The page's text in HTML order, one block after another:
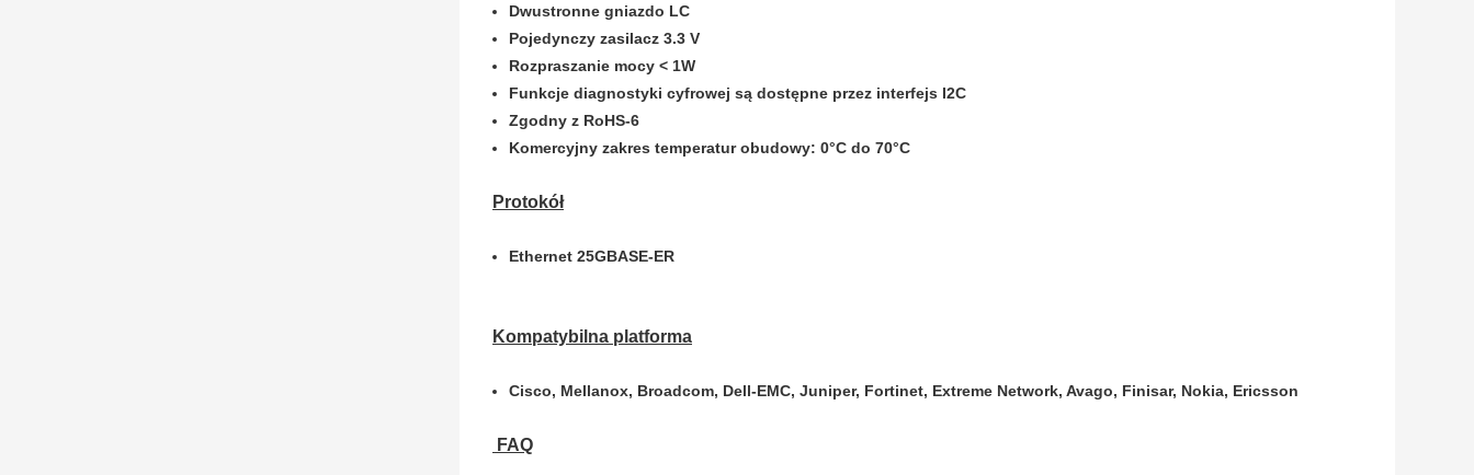
Dwustronne gniazdo LC
Pojedynczy zasilacz 3.3 V
Rozpraszanie mocy < 1W
Funkcje diagnostyki cyfrowej są dostępne przez interfejs I2C
Zgodny z RoHS-6
Komercyjny zakres temperatur obudowy: 0°C do 70°C
Protokół
Ethernet 25GBASE-ER
Kompatybilna platforma
Cisco, Mellanox, Broadcom, Dell-EMC, Juniper, Fortinet, Extreme Network, Avago, Finisar, Nokia, Ericsson
FAQ